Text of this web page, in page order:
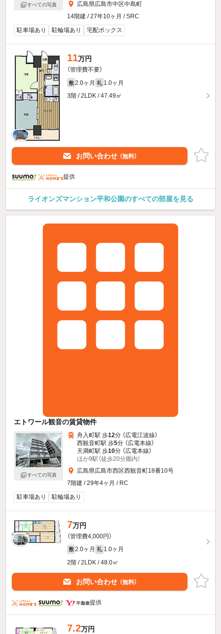
すべての写真
広島県広島市中区中島町
14階建 / 27年10ヶ月 / SRC
駐車場あり
駐輪場あり 宅配ボックス
11万円
（管理費不要）
敷 2.0ヶ月 礼 1.0ヶ月
3階 / 2LDK / 47.49㎡
お問い合わせ （無料）
提供
ライオンズマンション平和公園のすべての部屋を見る
エトワール観音の賃貸物件
すべての写真
舟入町駅 歩12分 （広電江波線）
西観音町駅 歩5分 （広電本線）
天満町駅 歩10分 （広電本線）
ほか9駅（徒歩20分圏内）
広島県広島市西区西観音町18番10号
7階建 / 29年4ヶ月 / RC
駐車場あり
駐輪場あり
7万円
（管理費4,000円）
敷 2.0ヶ月 礼 1.0ヶ月
2階 / 2LDK / 48.0㎡
お問い合わせ （無料）
提供
7.2万円